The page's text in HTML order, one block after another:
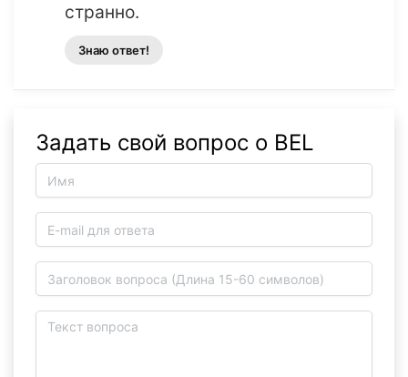
странно.
Знаю ответ!
Задать свой вопрос о BEL